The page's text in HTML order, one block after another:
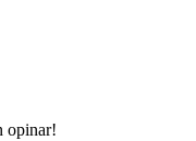
opinar!